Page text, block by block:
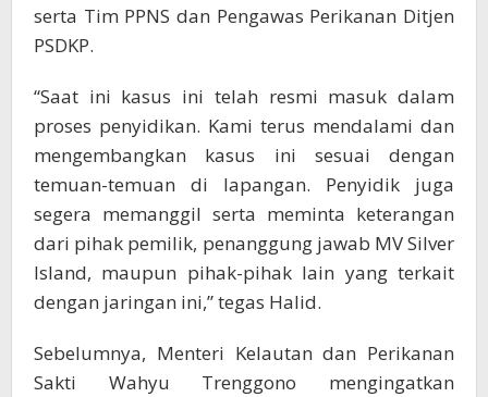
serta Tim PPNS dan Pengawas Perikanan Ditjen
PSDKP.
“Saat ini kasus ini telah resmi masuk dalam
proses penyidikan. Kami terus mendalami dan
mengembangkan kasus ini sesuai dengan
temuan-temuan di lapangan. Penyidik juga
segera memanggil serta meminta keterangan
dari pihak pemilik, penanggung jawab MV Silver
Island, maupun pihak-pihak lain yang terkait
dengan jaringan ini,” tegas Halid.
Sebelumnya, Menteri Kelautan dan Perikanan
Sakti Wahyu Trenggono mengingatkan